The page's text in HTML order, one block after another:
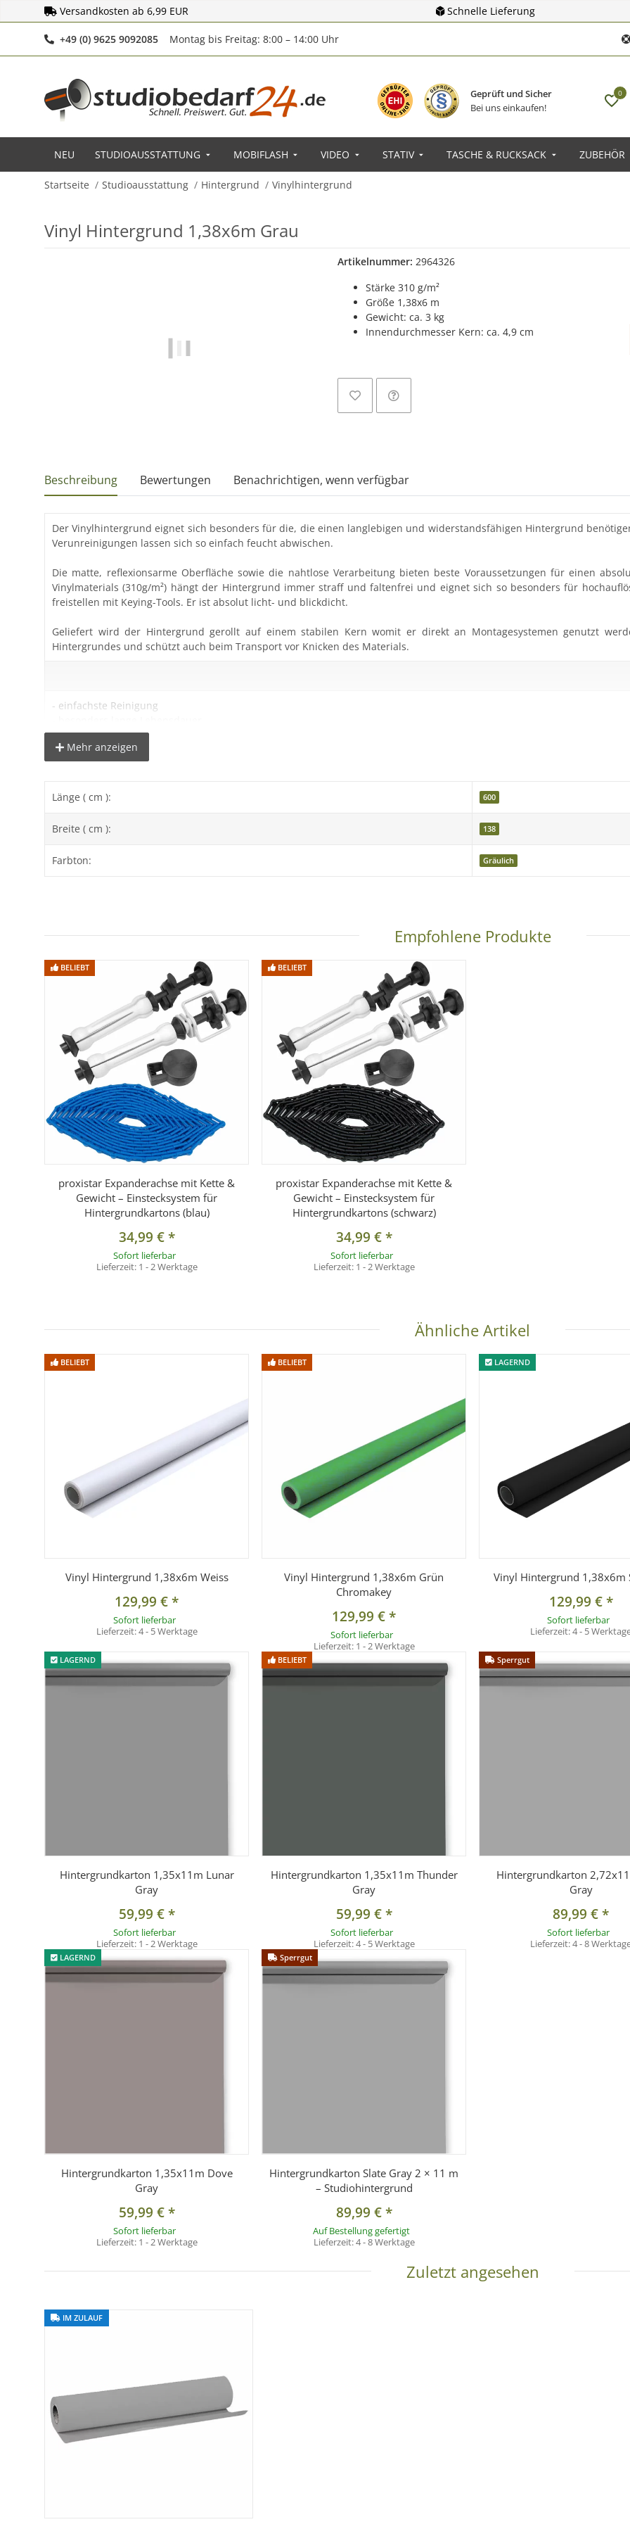
Versandkosten ab 6,99 EUR Schnelle Lieferung
+49 (0) 9625 9092085Telefonnummer
Montag bis Freitag: 8:00 – 14:00 Uhr
Geprüft und Sicher
Bei uns einkaufen!
0
NEU STUDIOAUSSTATTUNG MOBIFLASH VIDEO STATIV TASCHE & RUCKSACK ZUBEHÖR
Startseite Studioausstattung Hintergrund Vinylhintergrund
Vinyl Hintergrund 1,38x6m Grau
Artikelnummer: 2964326
Stärke 310 g/m²
Größe 1,38x6 m
Gewicht: ca. 3 kg
Innendurchmesser Kern: ca. 4,9 cm
Beschreibung Bewertungen Benachrichtigen, wenn verfügbar
Der Vinylhintergrund eignet sich besonders für die, die einen langlebigen und widerstandsfähigen Hintergrund
Verunreinigungen lassen sich so einfach feucht abwischen.
Die matte, reflexionsarme Oberfläche sowie die nahtlose Verarbeitung bieten beste Voraussetzungen für einen
Vinylmaterials (310g/m²) hängt der Hintergrund immer straff und faltenfrei und eignet sich so besonders für
freistellen mit Keying-Tools. Er ist absolut licht- und blickdicht.
Geliefert wird der Hintergrund gerollt auf einem stabilen Kern womit er direkt an Montagesystemen genutzt
Hintergrundes und schützt auch beim Transport vor Knicken des Materials.
- einfachste Reinigung
- knitter- und faltenfrei
- besonders schwere Qualität mit 310g/m²
- Gesamtgewicht ca. 5kg
Lieferumfang:
1x Vinylhintergrund Grau 1,38x6 Meter
Mehr anzeigen
Länge ( cm ): 600
Breite ( cm ): 138
Farbton: Gräulich
Empfohlene Produkte
BELIEBT
proxistar Expanderachse mit Kette &
Gewicht – Einstecksystem für
Hintergrundkartons (blau)
34,99 €*
Sofort lieferbar
Lieferzeit: 1 - 2 Werktage
BELIEBT
proxistar Expanderachse mit Kette &
Gewicht – Einstecksystem für
Hintergrundkartons (schwarz)
34,99 €*
Sofort lieferbar
Lieferzeit: 1 - 2 Werktage
Ähnliche Artikel
BELIEBT
Vinyl Hintergrund 1,38x6m Weiss
129,99 €*
Sofort lieferbar
Lieferzeit:4 - 5 Werktage
BELIEBT
Vinyl Hintergrund 1,38x6m Grün
Chromakey
129,99 €*
Sofort lieferbar
Lieferzeit: 1 - 2 Werktage
LAGERND
Vinyl Hintergrund 1,38x6m
129,99 €*
Sofort lieferbar
Lieferzeit:4 - 5
LAGERND
Hintergrundkarton 1,35x11m Lunar
Gray
59,99 €*
Sofort lieferbar
Lieferzeit: 1 - 2 Werktage
BELIEBT
Hintergrundkarton 1,35x11m Thunder
Gray
59,99 €*
Sofort lieferbar
Lieferzeit:4 - 5 Werktage
Sperrgut
Hintergrundkarton
Gray
89,99 €*
Sofort lieferbar
Lieferzeit:4 - 8
LAGERND
Hintergrundkarton 1,35x11m Dove
Gray
59,99 €*
Sofort lieferbar
Lieferzeit: 1 - 2 Werktage
Sperrgut
Hintergrundkarton Slate Gray 2 × 11 m
– Studiohintergrund
89,99 €*
Auf Bestellung gefertigt
Lieferzeit:4 - 8 Werktage
Zuletzt angesehen
IM ZULAUF